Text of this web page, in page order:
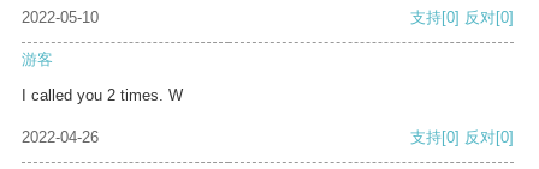
2022-05-10 支持[0] 反对[0]
游客
I called you 2 times. W
2022-04-26 支持[0] 反对[0]